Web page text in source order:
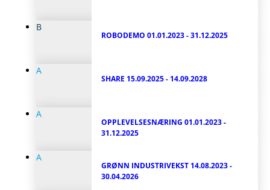
B
ROBODEMO 01.01.2023 - 31.12.2025
A
SHARE 15.09.2025 - 14.09.2028
A
OPPLEVELSESNÆRING 01.01.2023 -
31.12.2025
A
GRØNN INDUSTRIVEKST 14.08.2023 -
30.04.2026